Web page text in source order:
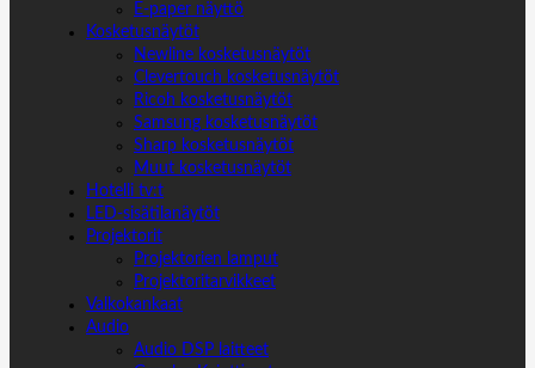
E-paper näyttö
Kosketusnäytöt
Newline kosketusnäytöt
Clevertouch kosketusnäytöt
Ricoh kosketusnäytöt
Samsung kosketusnäytöt
Sharp kosketusnäytöt
Muut kosketusnäytöt
Hotelli tv:t
LED-sisätilanäytöt
Projektorit
Projektorien lamput
Projektoritarvikkeet
Valkokankaat
Audio
Audio DSP laitteet